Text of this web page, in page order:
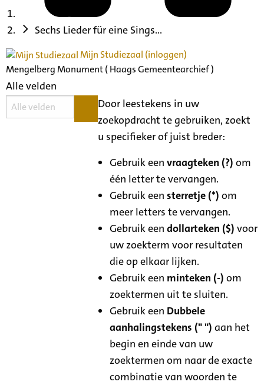
Sechs Lieder für eine Sings...
Mijn Studiezaal (inloggen)
Mengelberg Monument ( Haags Gemeentearchief )
Alle velden
Door leestekens in uw
zoekopdracht te gebruiken, zoekt
u specifieker of juist breder:
Gebruik eenvraagteken (?) om
één letter te vervangen.
Gebruik eensterretje (*) om
meer letters te vervangen.
Gebruik eendollarteken ($) voor
uw zoekterm voor resultaten
die op elkaar lijken.
Gebruik een minteken (-) om
zoektermen uit te sluiten.
Gebruik een Dubbele
aanhalingstekens (" ") aan het
begin en einde van uw
zoektermen om naar de exacte
combinatie van woorden te